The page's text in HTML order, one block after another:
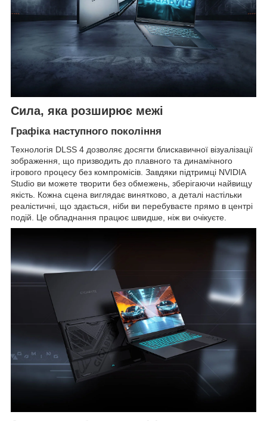
Сила, яка розширює межі
Графіка наступного покоління
Технологія DLSS 4 дозволяє досягти блискавичної візуалізації
зображення, що призводить до плавного та динамічного
ігрового процесу без компромісів. Завдяки підтримці NVIDIA
Studio ви можете творити без обмежень, зберігаючи найвищу
якість. Кожна сцена виглядає винятково, а деталі настільки
реалістичні, що здається, ніби ви перебуваєте прямо в центрі
подій. Це обладнання працює швидше, ніж ви очікуєте.